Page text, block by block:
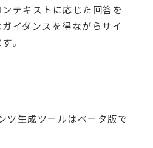
テキストに応じた回答を
イダンスを得ながらサイ
。
生成ツールはベータ版で